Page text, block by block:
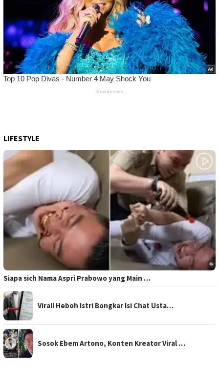
LIFESTYLE
Siapa sich Nama Aspri Prabowo yang Main …
Viral! Heboh Istri Bongkar Isi Chat Usta…
Sosok Ebem Artono, Konten Kreator Viral …